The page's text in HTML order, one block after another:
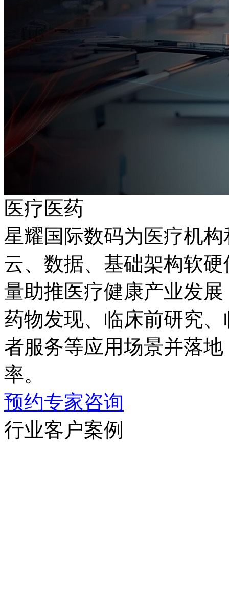
医疗医药
星耀国际数码为医疗机
云、数据、基础架构
量助推医疗健康产业发展
药物发现、临床前研究
者服务等应用场景并落地
率。
预约专家咨询
行业客户案例